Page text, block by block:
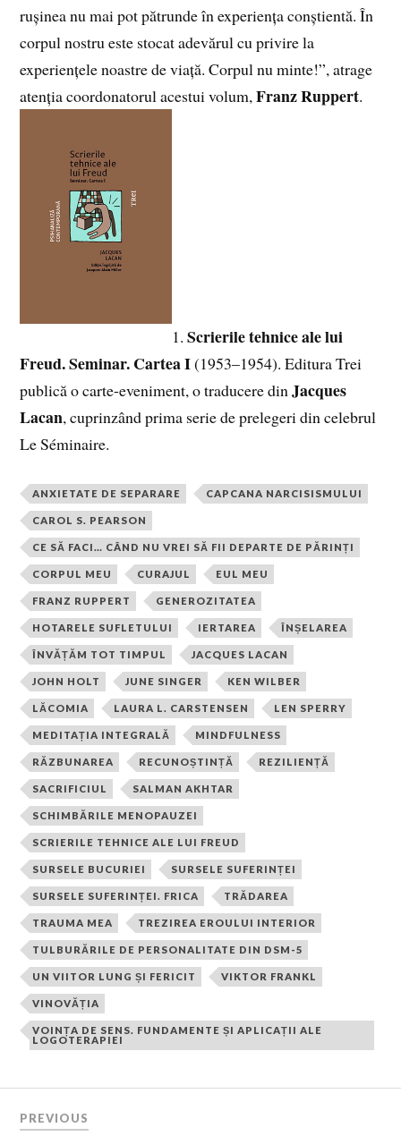
rușinea nu mai pot pătrunde în experiența conștientă. În
corpul nostru este stocat adevărul cu privire la
experiențele noastre de viață. Corpul nu minte!”, atrage
atenția coordonatorul acestui volum,Franz Ruppert.
1. Scrierile tehnice ale lui
Freud. Seminar. Cartea I(1953–1954). Editura Trei
publică o carte-eveniment, o traducere dinJacques
Lacan, cuprinzând prima serie de prelegeri din celebrul
Le Séminaire.
ANXIETATE DE SEPARARE CAPCANA NARCISISMULUI
CAROL S. PEARSON
CE SĂ FACI… CÂND NU VREI SĂ FII DEPARTE DE PĂRINȚI
CORPUL MEU CURAJUL EUL MEU
FRANZ RUPPERT GENEROZITATEA
HOTARELE SUFLETULUI IERTAREA ÎNȘELAREA
ÎNVĂȚĂM TOT TIMPUL JACQUES LACAN
JOHN HOLT JUNE SINGER KEN WILBER
LĂCOMIA LAURA L. CARSTENSEN LEN SPERRY
MEDITAȚIA INTEGRALĂ MINDFULNESS
RĂZBUNAREA RECUNOȘTINȚĂ REZILIENȚĂ
SACRIFICIUL SALMAN AKHTAR
SCHIMBĂRILE MENOPAUZEI
SCRIERILE TEHNICE ALE LUI FREUD
SURSELE BUCURIEI SURSELE SUFERINȚEI
SURSELE SUFERINȚEI. FRICA TRĂDAREA
TRAUMA MEA TREZIREA EROULUI INTERIOR
TULBURĂRILE DE PERSONALITATE DIN DSM-5
UN VIITOR LUNG ȘI FERICIT VIKTOR FRANKL
VINOVĂȚIA
VOINȚA DE SENS. FUNDAMENTE ȘI APLICAȚII ALE
LOGOTERAPIEI
PREVIOUS